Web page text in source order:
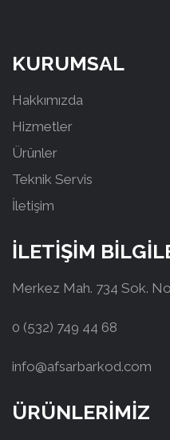
KURUMSAL
Hakkımızda
Hizmetler
Ürünler
Teknik Servis
İletişim
İLETİŞİM
Merkez Mah. 734 Sok.
0 (532) 749 44 68
info@afsarbarkod.com
ÜRÜNLERİMİZ